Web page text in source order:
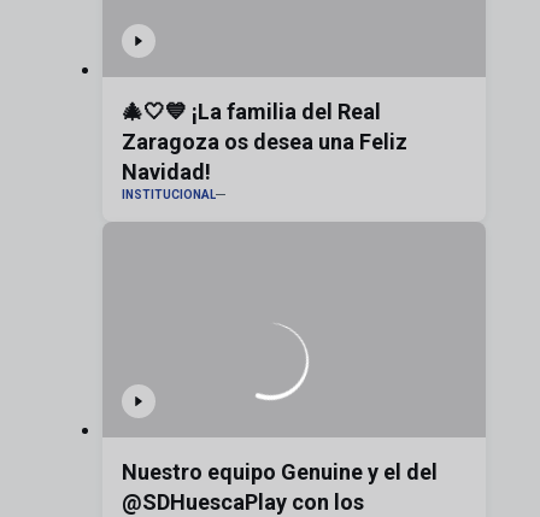
🎄🤍💙 ¡La familia del Real
Zaragoza os desea una Feliz
Navidad!
INSTITUCIONAL
Nuestro equipo Genuine y el del
@SDHuescaPlay con los